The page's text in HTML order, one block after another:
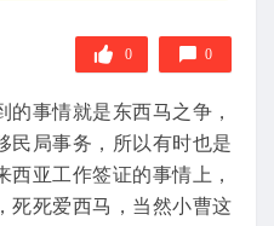
0 0
的事情就是东西马之争，
民局事务，所以有时也是
西亚工作签证的事情上，
死死爱西马，当然小曹这